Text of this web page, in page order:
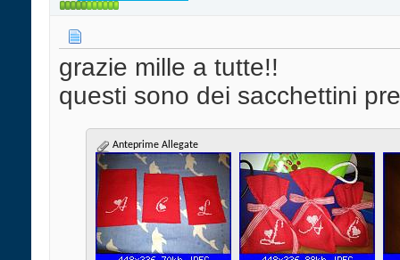
grazie mille a tutte!!
questi sono dei sacchettini
Anteprime Allegate